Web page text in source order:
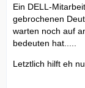
Ein DELL-
gebrochenen
warten noch auf
bedeuten hat.....
Letztlich hilft eh